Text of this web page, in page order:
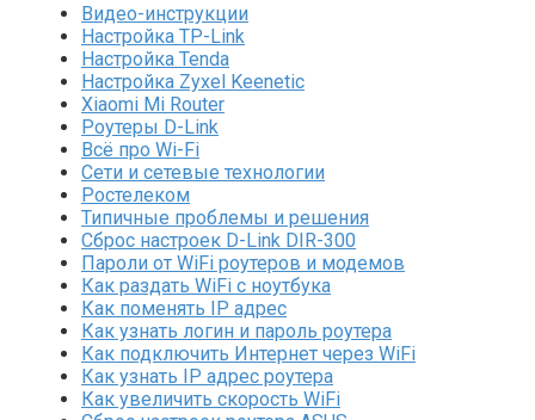
Видео-инструкции
Настройка TP-Link
Настройка Tenda
Настройка Zyxel Keenetic
Xiaomi Mi Router
Роутеры D-Link
Всё про Wi-Fi
Сети и сетевые технологии
Ростелеком
Типичные проблемы и решения
Сброс настроек D-Link DIR-300
Пароли от WiFi роутеров и модемов
Как раздать WiFi с ноутбука
Как поменять IP адрес
Как узнать логин и пароль роутера
Как подключить Интернет через WiFi
Как узнать IP адрес роутера
Как увеличить скорость WiFi